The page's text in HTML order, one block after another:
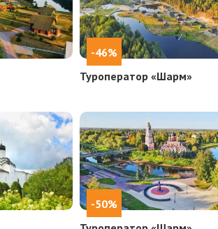
-46%
Туроператор «Шарм»
-50%